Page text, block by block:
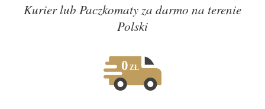
Kurier lub Paczkomaty za darmo na terenie
Polski